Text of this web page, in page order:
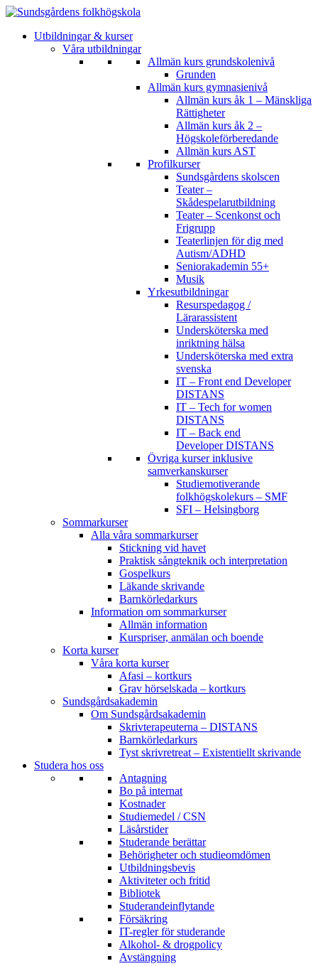
Utbildningar & kurser
Våra utbildningar
Allmän kurs grundskolenivå
Grunden
Allmän kurs gymnasienivå
Allmän kurs åk 1 – Mänskliga
Rättigheter
Allmän kurs åk 2 –
Högskoleförberedande
Allmän kurs AST
Profilkurser
Sundsgårdens skolscen
Teater –
Skådespelarutbildning
Teater – Scenkonst och
Frigrupp
Teaterlinjen för dig med
Autism/ADHD
Seniorakademin 55+
Musik
Yrkesutbildningar
Resurspedagog /
Lärarassistent
Undersköterska med
inriktning hälsa
Undersköterska med extra
svenska
IT – Front end Developer
DISTANS
IT – Tech for women
DISTANS
IT – Back end
Developer DISTANS
Övriga kurser inklusive
samverkanskurser
Studiemotiverande
folkhögskolekurs – SMF
SFI – Helsingborg
Sommarkurser
Alla våra sommarkurser
Stickning vid havet
Praktisk sångteknik och interpretation
Gospelkurs
Läkande skrivande
Barnkörledarkurs
Information om sommarkurser
Allmän information
Kurspriser, anmälan och boende
Korta kurser
Våra korta kurser
Afasi – kortkurs
Grav hörselskada – kortkurs
Sundsgårdsakademin
Om Sundsgårdsakademin
Skrivterapeuterna – DISTANS
Barnkörledarkurs
Tyst skrivretreat – Existentiellt skrivande
Studera hos oss
Antagning
Bo på internat
Kostnader
Studiemedel / CSN
Läsårstider
Studerande berättar
Behörigheter och studieomdömen
Utbildningsbevis
Aktiviteter och fritid
Bibliotek
Studerandeinflytande
Försäkring
IT-regler för studerande
Alkohol- & drogpolicy
Avstängning